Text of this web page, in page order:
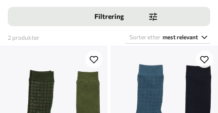
Filtrering
2 produkter Sorter etter mest relevant